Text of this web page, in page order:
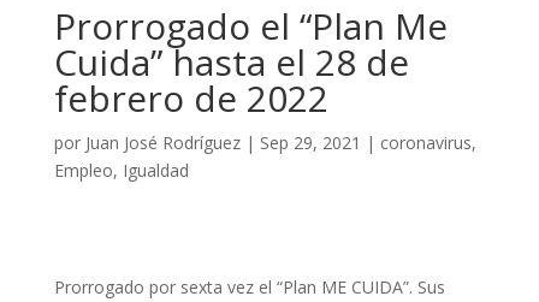
Prorrogado el “Plan Me
Cuida” hasta el 28 de
febrero de 2022
por Juan José Rodríguez| Sep 29, 2021 | coronavirus,
Empleo, Igualdad
Prorrogado por sexta vez el “Plan ME CUIDA”. Sus